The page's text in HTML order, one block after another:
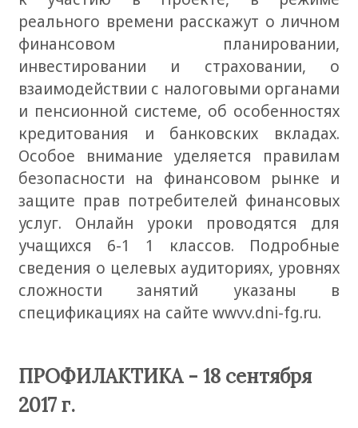
реального времени расскажут о личном
финансовом планировании,
инвестировании и страховании, о
взаимодействии с налоговыми органами
и пенсионной системе, об особенностях
кредитования и банковских вкладах.
Особое внимание уделяется правилам
безопасности на финансовом рынке и
защите прав потребителей финансовых
услуг. Онлайн уроки проводятся для
учащихся 6-1 1 классов. Подробные
сведения о целевых аудиториях, уровнях
сложности занятий указаны в
спецификациях на сайте wwvv.dni-fg.ru.
ПРОФИЛАКТИКА - 18 сентября
2017 г.